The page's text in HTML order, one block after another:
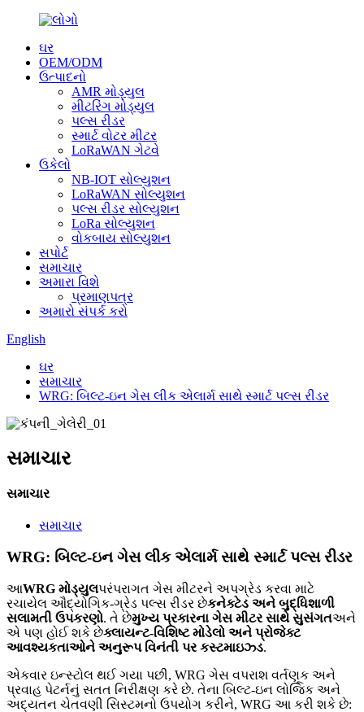
ઘર
OEM/ODM
ઉત્પાદનો
AMR મોડ્યુલ
મીટરિંગ મોડ્યુલ
પલ્સ રીડર
સ્માર્ટ વોટર મીટર
LoRaWAN ગેટવે
ઉકેલો
NB-IOT સોલ્યુશન
LoRaWAN સોલ્યુશન
પલ્સ રીડર સોલ્યુશન
LoRa સોલ્યુશન
વોકબાય સોલ્યુશન
સપોર્ટ
સમાચાર
અમારા વિશે
પ્રમાણપત્ર
અમારો સંપર્ક કરો
English
ઘર
સમાચાર
WRG: બિલ્ટ-ઇન ગેસ લીક ​​એલાર્મ સાથે સ્માર્ટ પલ્સ રીડર
સમાચાર
સમાચાર
સમાચાર
WRG: બિલ્ટ-ઇન ગેસ લીક ​​એલાર્મ સાથે સ્માર્ટ પલ્સ રીડર
આWRG મોડ્યુલપરંપરાગત ગેસ મીટરને અપગ્રેડ કરવા માટે
રચાયેલ ઔદ્યોગિક-ગ્રેડ પલ્સ રીડર છેકનેક્ટેડ અને બુદ્ધિશાળી
સલામતી ઉપકરણો. તે છેમુખ્ય પ્રકારના ગેસ મીટર સાથે સુસંગતઅને
એ પણ હોઈ શકે છેક્લાયન્ટ-વિશિષ્ટ મોડેલો અને પ્રોજેક્ટ
આવશ્યકતાઓને અનુરૂપ વિનંતી પર કસ્ટમાઇઝ્ડ.
એકવાર ઇન્સ્ટોલ થઈ ગયા પછી, WRG ગેસ વપરાશ વર્તણૂક અને
પ્રવાહ પેટર્નનું સતત નિરીક્ષણ કરે છે. તેના બિલ્ટ-ઇન લોજિક અને
અદ્યતન ચેતવણી સિસ્ટમનો ઉપયોગ કરીને, WRG આ કરી શકે છે: